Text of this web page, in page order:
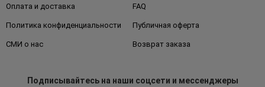
Оплата и доставка FAQ
Политика конфиденциальности Публичная оферта
СМИ о нас Возврат заказа
Подписывайтесьна наши соцсети и мессенджеры